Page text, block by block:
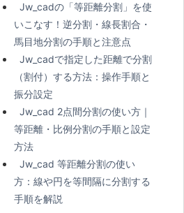
Jw_cadの「等距離分割」を使
いこなす！逆分割・線長割合・
馬目地分割の手順と注意点
Jw_cadで指定した距離で分割
（割付）する方法：操作手順と
振分設定
Jw_cad 2点間分割の使い方｜
等距離・比例分割の手順と設定
方法
Jw_cad 等距離分割の使い
方：線や円を等間隔に分割する
手順を解説